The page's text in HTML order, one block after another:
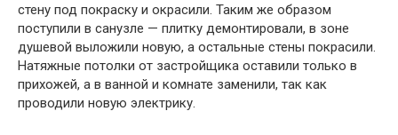
стену под покраску и окрасили. Таким же образом
поступили в санузле — плитку демонтировали, в зоне
душевой выложили новую, а остальные стены покрасили.
Натяжные потолки от застройщика оставили только в
прихожей, а в ванной и комнате заменили, так как
проводили новую электрику.